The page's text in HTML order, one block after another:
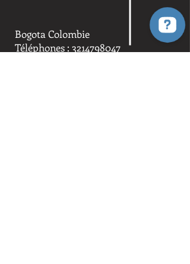
Bogota Colombie
Téléphones : 3214798047